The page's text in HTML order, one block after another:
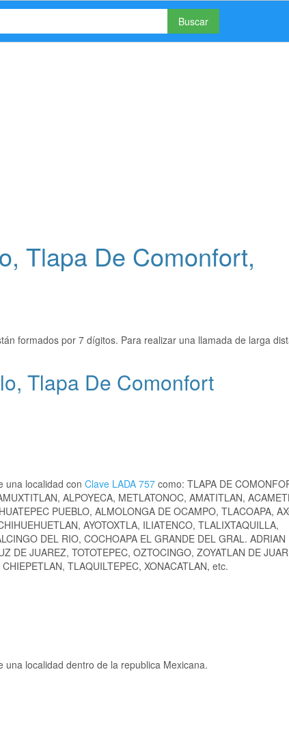
Buscar
Tlapa De Comonfort,
formados por 7 dígitos. Para realizar una llamada de larga
Tlapa De Comonfort
una localidad con Clave LADA 757 como: TLAPA DE
ALPOYECA, METLATONOC, AMATITLAN,
PUEBLO, ALMOLONGA DE OCAMPO, TLACOAPA,
AYOTOXTLA, ILIATENCO, TLALIXTAQUILLA,
DEL RIO, COCHOAPA EL GRANDE DEL GRAL. ADRIAN
DE JUAREZ, TOTOTEPEC, OZTOCINGO, ZOYATLAN DE
TLAQUILTEPEC, XONACATLAN, etc.
una localidad dentro de la republica Mexicana.